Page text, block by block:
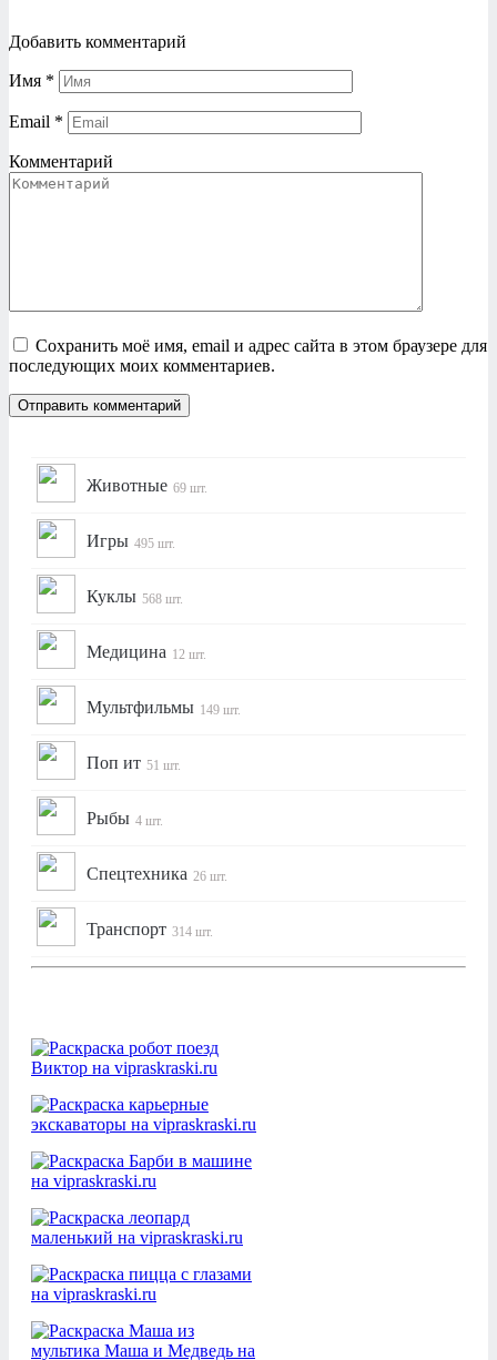
Добавить комментарий
Имя *
Email *
Комментарий
Сохранить моё имя, email и адрес сайта в этом браузере для
последующих моих комментариев.
Животные 69 шт.
Игры 495 шт.
Куклы 568 шт.
Медицина 12 шт.
Мультфильмы 149 шт.
Поп ит 51 шт.
Рыбы 4 шт.
Спецтехника 26 шт.
Транспорт 314 шт.